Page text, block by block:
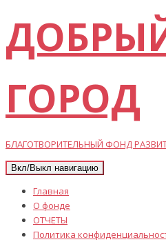
ГОРОД
БЛАГОТВОРИТЕЛЬНЫЙ ФОНД
Вкл/Выкл навигацию
Главная
О фонде
ОТЧЕТЫ
Политика